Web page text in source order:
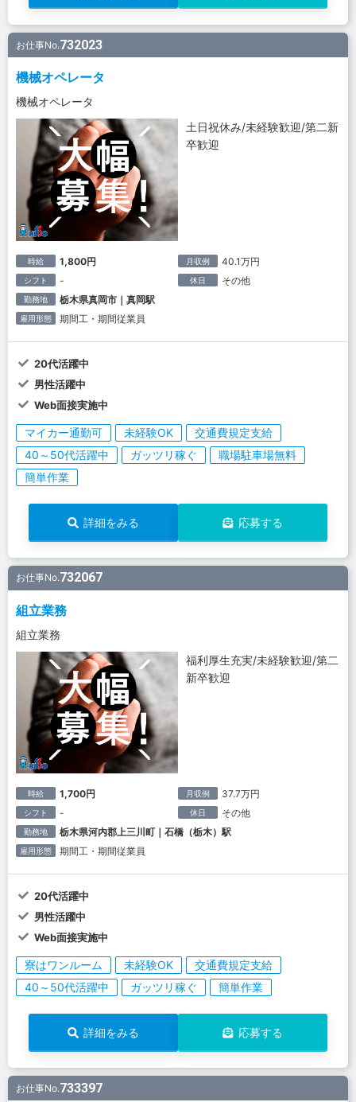
お仕事No.732023
機械オペレータ
機械オペレータ
土日祝休み/未経験歓迎/第二新
卒歓迎
時給 1,800円 月収例 40.1万円
シフト - 休日 その他
勤務地 栃木県真岡市｜真岡駅
雇用形態 期間工・期間従業員
20代活躍中
男性活躍中
Web面接実施中
マイカー通勤可 未経験OK
交通費規定支給
40～50代活躍中
ガッツリ稼ぐ
職場駐車場無料
簡単作業
詳細をみる 応募する
お仕事No.732067
組立業務
組立業務
福利厚生充実/未経験歓迎/第二
新卒歓迎
時給 1,700円 月収例 37.7万円
シフト - 休日 その他
勤務地 栃木県河内郡上三川町｜石橋（栃木）駅
雇用形態 期間工・期間従業員
20代活躍中
男性活躍中
Web面接実施中
寮はワンルーム 未経験OK
交通費規定支給
40～50代活躍中
ガッツリ稼ぐ 簡単作業
詳細をみる 応募する
お仕事No.733397